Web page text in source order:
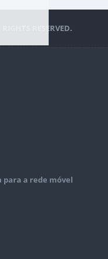
RESERVED.
para a rede móvel